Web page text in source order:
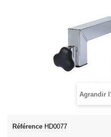
Agrandir
Référence HD0077